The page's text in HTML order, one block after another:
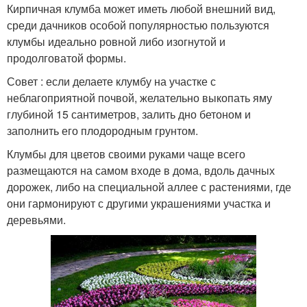
Кирпичная клумба может иметь любой внешний вид,
среди дачников особой популярностью пользуются
клумбы идеально ровной либо изогнутой и
продолговатой формы.
Совет : если делаете клумбу на участке с
неблагоприятной почвой, желательно выкопать яму
глубиной 15 сантиметров, залить дно бетоном и
заполнить его плодородным грунтом.
Клумбы для цветов своими руками чаще всего
размещаются на самом входе в дома, вдоль дачных
дорожек, либо на специальной аллее с растениями, где
они гармонируют с другими украшениями участка и
деревьями.